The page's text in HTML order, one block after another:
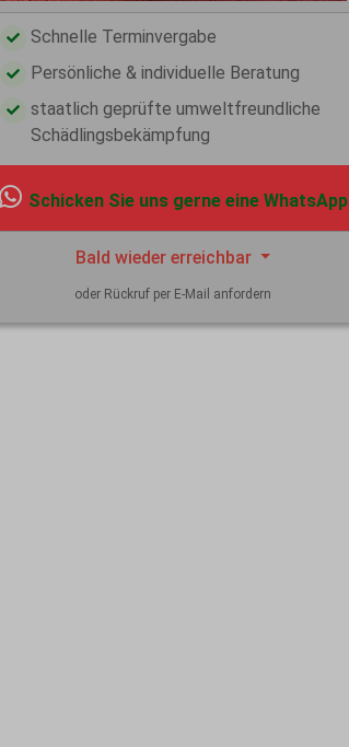
Schnelle Terminvergabe
Persönliche & individuelle Beratung
staatlich geprüfte umweltfreundliche
Schädlingsbekämpfung
Schicken Sie uns gerne eine WhatsApp
Bald wieder erreichbar
oder Rückruf per E-Mail anfordern